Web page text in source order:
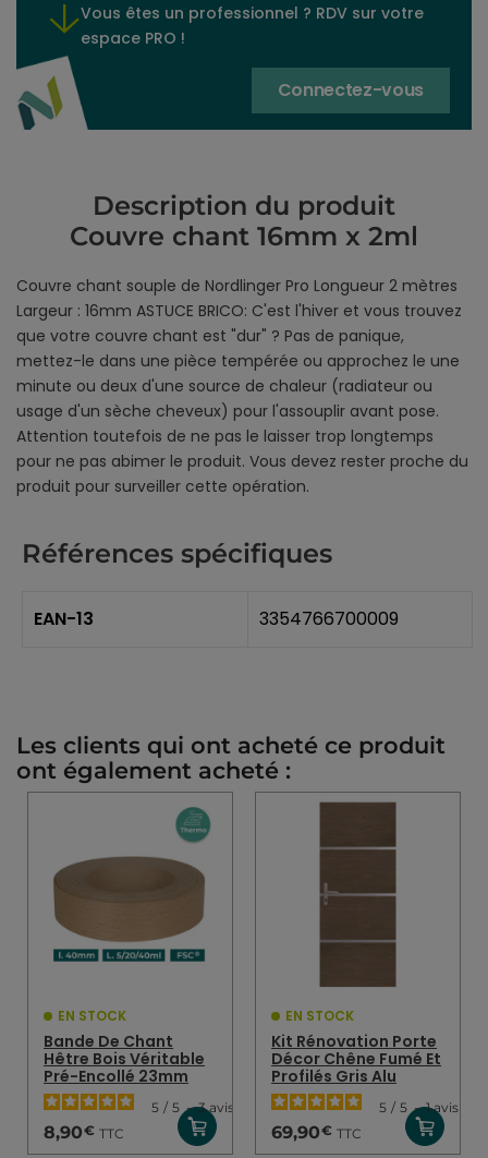
Vous êtes un professionnel ? RDV sur votre
espace PRO !
Connectez-vous
Description du produit
Couvre chant 16mm x 2ml
Couvre chant souple de Nordlinger Pro Longueur 2 mètres
Largeur : 16mm ASTUCE BRICO: C'est l'hiver et vous trouvez
que votre couvre chant est "dur" ? Pas de panique,
mettez-le dans une pièce tempérée ou approchez le une
minute ou deux d'une source de chaleur (radiateur ou
usage d'un sèche cheveux) pour l'assouplir avant pose.
Attention toutefois de ne pas le laisser trop longtemps
pour ne pas abimer le produit. Vous devez rester proche du
produit pour surveiller cette opération.
Références spécifiques
EAN-13 3354766700009
Les clients qui ont acheté ce produit
ont également acheté :
EN STOCK
Bande De Chant
Hêtre Bois Véritable
Pré-Encollé 23mm
5 / 5 - 3avis
8,90€ TTC
EN STOCK
Kit Rénovation Porte
Décor Chêne Fumé Et
Profilés Gris Alu
5 / 5 - 1avis
69,90€ TTC